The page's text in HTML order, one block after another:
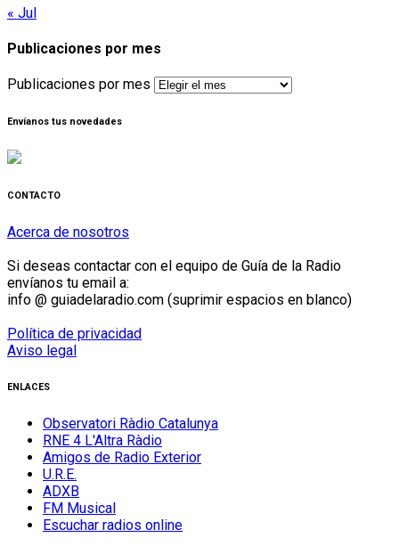
« Jul
Publicaciones por mes
Publicaciones por mes
Envíanos tus novedades
CONTACTO
Acerca de nosotros
Si deseas contactar con el equipo de Guía de la Radio
envíanos tu email a:
info @ guiadelaradio.com (suprimir espacios en blanco)
Política de privacidad
Aviso legal
ENLACES
Observatori Ràdio Catalunya
RNE 4 L'Altra Ràdio
Amigos de Radio Exterior
U.R.E.
ADXB
FM Musical
Escuchar radios online